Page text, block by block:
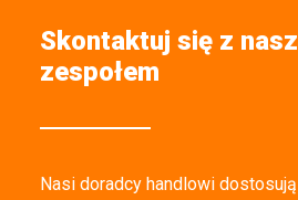
Skontaktuj się z
zespołem
Nasi doradcy handlowi